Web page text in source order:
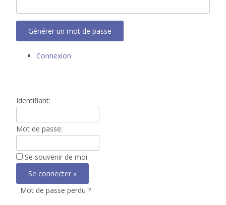
Générer un mot de passe
Connexion
Identifiant:
Mot de passe:
Se souvenir de moi
Mot de passe perdu ?